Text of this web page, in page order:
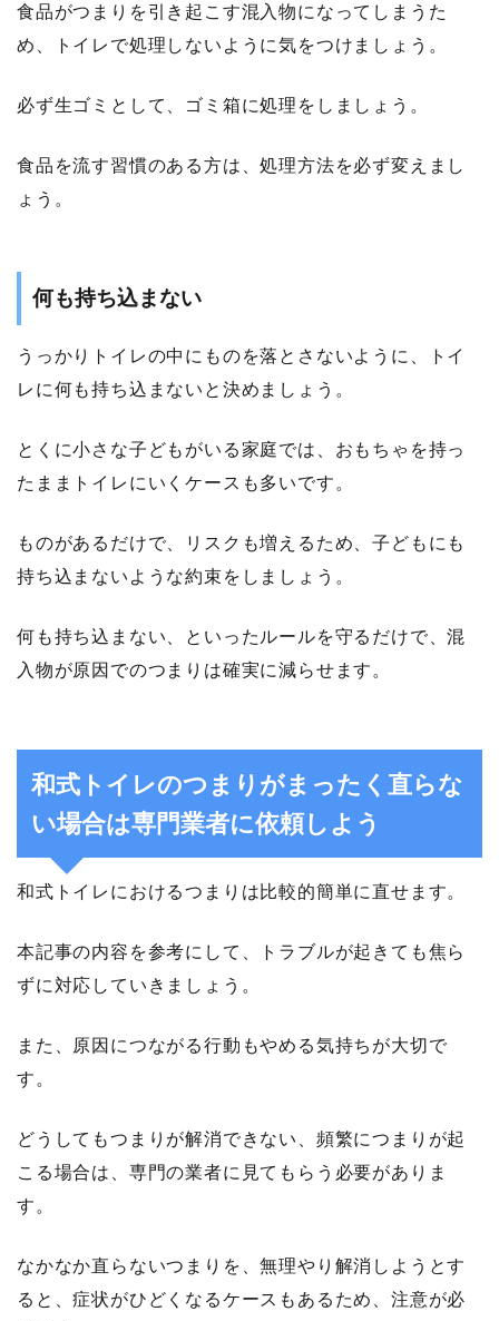
食品がつまりを引き起こす混入物になってしまうた
め、トイレで処理しないように気をつけましょう。
必ず生ゴミとして、ゴミ箱に処理をしましょう。
食品を流す習慣のある方は、処理方法を必ず変えまし
ょう。
何も持ち込まない
うっかりトイレの中にものを落とさないように、トイ
レに何も持ち込まないと決めましょう。
とくに小さな子どもがいる家庭では、おもちゃを持っ
たままトイレにいくケースも多いです。
ものがあるだけで、リスクも増えるため、子どもにも
持ち込まないような約束をしましょう。
何も持ち込まない、といったルールを守るだけで、混
入物が原因でのつまりは確実に減らせます。
和式トイレのつまりがまったく直らな
い場合は専門業者に依頼しよう
和式トイレにおけるつまりは比較的簡単に直せます。
本記事の内容を参考にして、トラブルが起きても焦ら
ずに対応していきましょう。
また、原因につながる行動もやめる気持ちが大切で
す。
どうしてもつまりが解消できない、頻繁につまりが起
こる場合は、専門の業者に見てもらう必要がありま
す。
なかなか直らないつまりを、無理やり解消しようとす
ると、症状がひどくなるケースもあるため、注意が必